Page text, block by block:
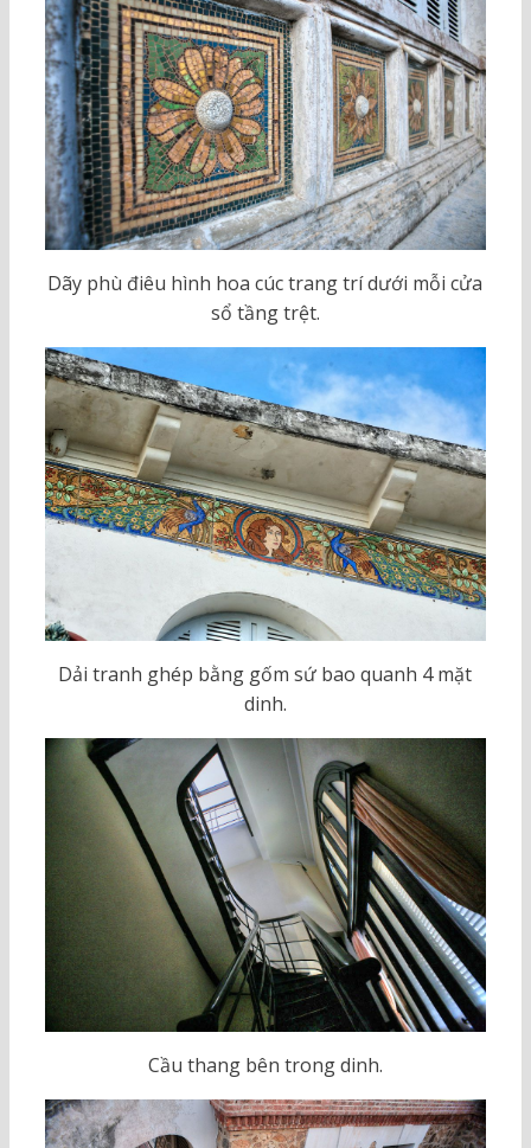
Dãy phù điêu hình hoa cúc trang trí dưới mỗi cửa
sổ tầng trệt.
Dải tranh ghép bằng gốm sứ bao quanh 4 mặt
dinh.
Cầu thang bên trong dinh.